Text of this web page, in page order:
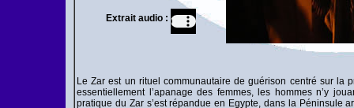
Extrait audio :
Le Zar est un rituel communautaire de guérison centré sur la
essentiellement l’apanage des femmes, les hommes n’y
pratique du Zar s’est répandue en Egypte, dans la Péninsule